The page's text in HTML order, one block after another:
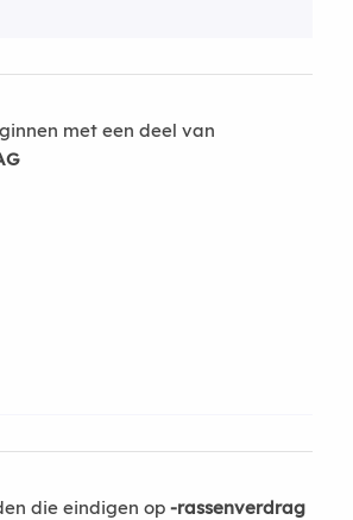
met een deel van
die eindigen op -rassenverdrag